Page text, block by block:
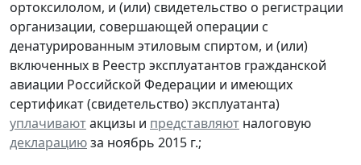
ортоксилолом, и (или) свидетельство о регистрации
организации, совершающей операции с
денатурированным этиловым спиртом, и (или)
включенных в Реестр эксплуатантов гражданской
авиации Российской Федерации и имеющих
сертификат (свидетельство) эксплуатанта)
уплачиваютакцизы и представляют налоговую
декларациюза ноябрь 2015 г.;